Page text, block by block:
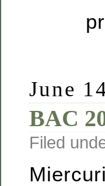
June
BAC
Filed